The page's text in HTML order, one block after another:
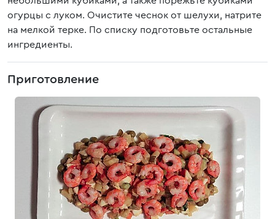
огурцы с луком. Очистите чеснок от шелухи, натрите
на мелкой терке. По списку подготовьте остальные
ингредиенты.
Приготовление